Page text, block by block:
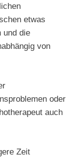
etwas
und die
von
oder
auch
Zeit